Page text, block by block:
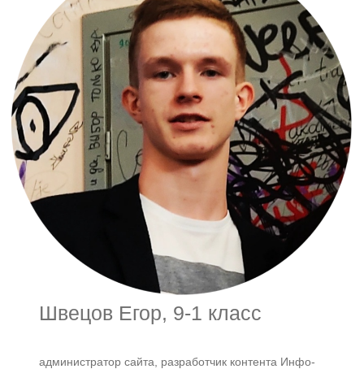
Швецов Егор, 9-1 класс
администратор сайта, разработчик контента Инфо-